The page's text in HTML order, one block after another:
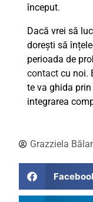
început.
Dacă vrei să
dorești să
perioada de
contact cu noi.
te va ghida
integrarea
Grazziela